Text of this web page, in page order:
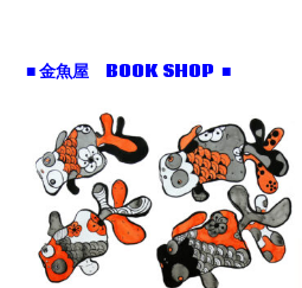
■ 金魚屋 BOOK SHOP ■